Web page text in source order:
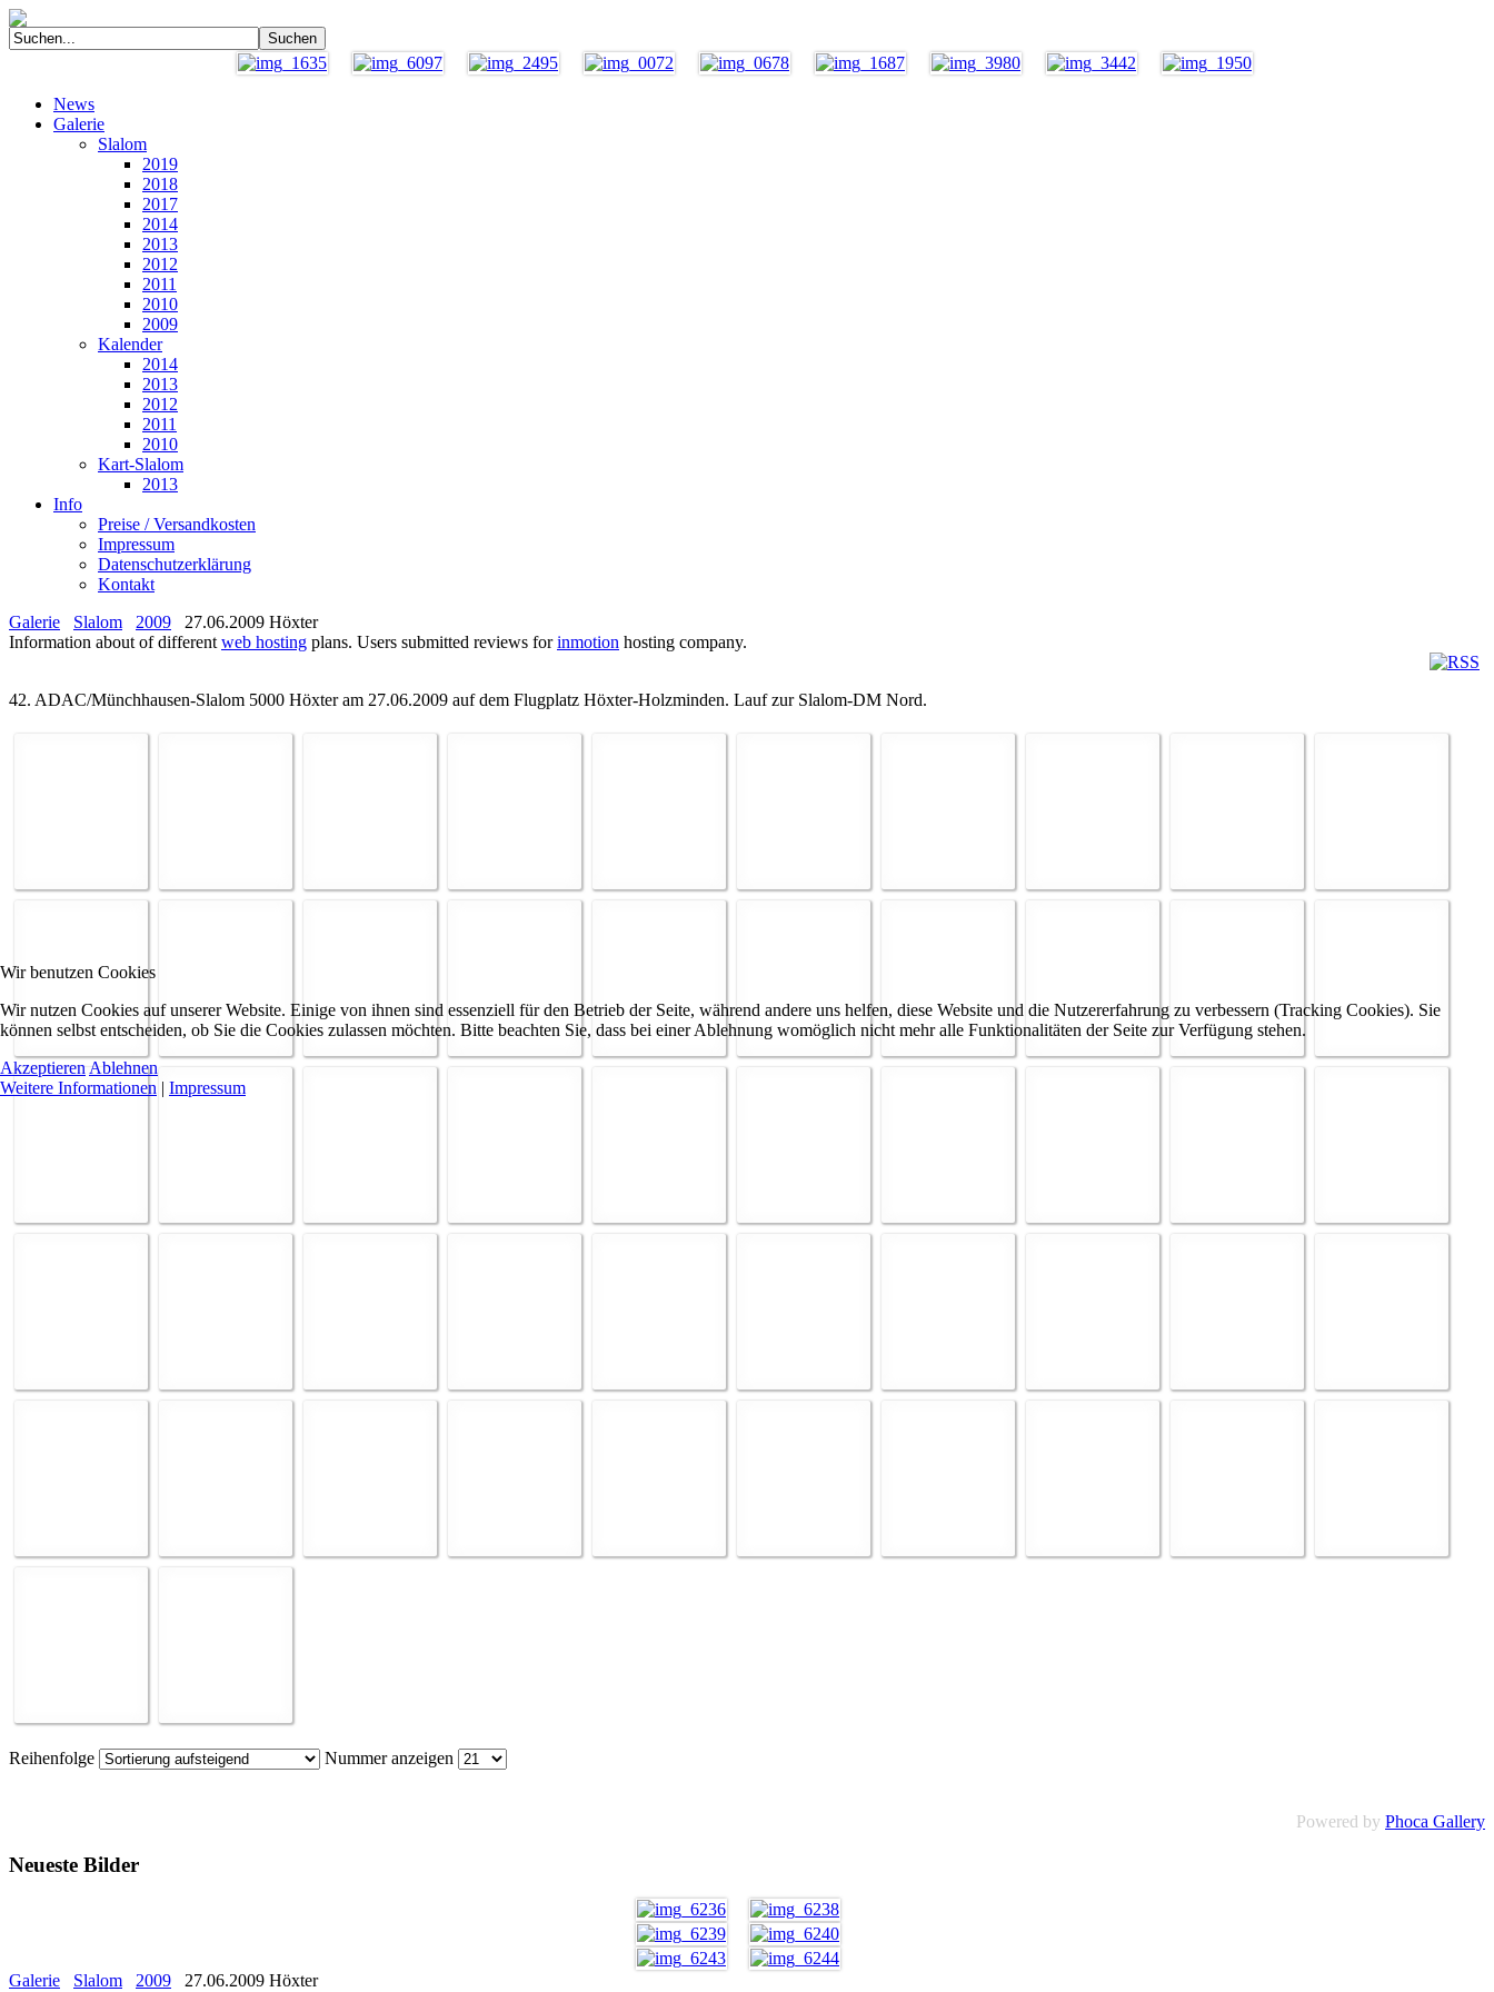
News
Galerie
Slalom
2019
2018
2017
2014
2013
2012
2011
2010
2009
Kalender
2014
2013
2012
2011
2010
Kart-Slalom
2013
Info
Preise / Versandkosten
Impressum
Datenschutzerklärung
Kontakt
Galerie
Slalom 2009
27.06.2009 Höxter
Information about of different web hosting plans. Users submitted reviews forinmotion hosting company.
42. ADAC/Münchhausen-Slalom 5000 Höxter am 27.06.2009 auf dem Flugplatz Höxter-Holzminden. Lauf zur Slalom-DM Nord.
Reihenfolge Nummer anzeigen
Powered by Phoca Gallery
Neueste Bilder
Galerie Slalom 2009
27.06.2009 Höxter
Wir benutzen Cookies
Wir nutzen Cookies auf unserer Website. Einige von ihnen sind essenziell für den Betrieb der Seite, während andere uns helfen, diese Website und die Nutzererfahrung zu verbessern (Tracking Cookies). Sie
können selbst entscheiden, ob Sie die Cookies zulassen möchten. Bitte beachten Sie, dass bei einer Ablehnung womöglich nicht mehr alle Funktionalitäten der Seite zur Verfügung stehen.
Akzeptieren Ablehnen
Weitere Informationen | Impressum